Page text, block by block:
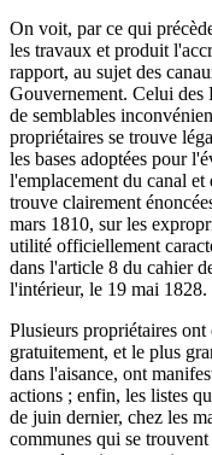
On voit, par ce qui
les travaux et produit
rapport, au sujet des
Gouvernement. Celui des
de semblables
propriétaires se trouve
les bases adoptées pour
l'emplacement du canal et
trouve clairement
mars 1810, sur les
utilité officiellement
dans l'article 8 du cahier
l'intérieur, le 19 mai 1828.
Plusieurs propriétaires
gratuitement, et le plus
dans l'aisance, ont
actions ; enfin, les listes
de juin dernier, chez les
communes qui se